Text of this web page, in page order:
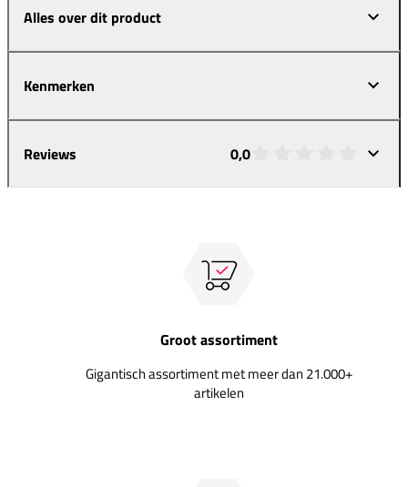
Alles over dit product
Kenmerken
Reviews 0,0
Groot assortiment
Gigantisch assortiment met meer dan 21.000+
artikelen